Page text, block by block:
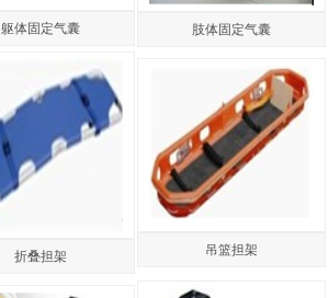
躯体固定气囊 肢体固定气囊
折叠担架 吊篮担架